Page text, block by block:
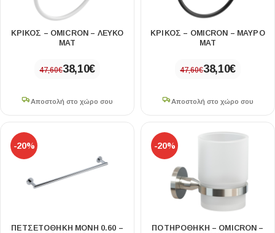
ΚΡΙΚΟΣ – OMICRON – ΛΕΥΚΟ
ΜΑΤ
47,60€38,10€
Αποστολή στο χώρο σου
ΚΡΙΚΟΣ – OMICRON – ΜΑΥΡΟ
ΜΑΤ
47,60€38,10€
Αποστολή στο χώρο σου
-20%
ΠΕΤΣΕΤΟΘΗΚΗ ΜΟΝΗ 0.60 –
-20%
ΠΟΤΗΡΟΘΗΚΗ – OMICRON –